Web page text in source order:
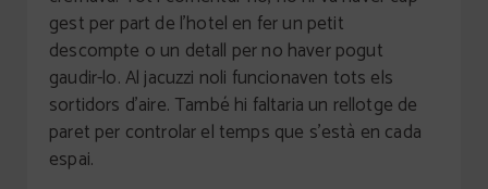
gest per part de l'hotel en fer un petit
descompte o un detall per no haver pogut
gaudir-lo. Al jacuzzi noli funcionaven tots els
sortidors d'aire. També hi faltaria un rellotge de
paret per controlar el temps que s'està en cada
espai.